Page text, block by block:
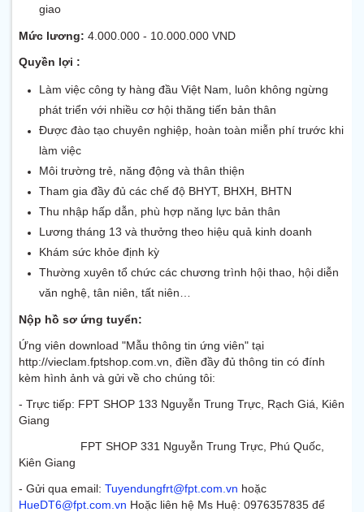
giao
Mức lương: 4.000.000 - 10.000.000 VND
Quyền lợi :
Làm việc công ty hàng đầu Việt Nam, luôn không ngừng
phát triển với nhiều cơ hội thăng tiến bản thân
Được đào tạo chuyên nghiệp, hoàn toàn miễn phí trước khi
làm việc
Môi trường trẻ, năng động và thân thiện
Tham gia đầy đủ các chế độ BHYT, BHXH, BHTN
Thu nhập hấp dẫn, phù hợp năng lực bản thân
Lương tháng 13 và thưởng theo hiệu quả kinh doanh
Khám sức khỏe định kỳ
Thường xuyên tổ chức các chương trình hội thao, hội diễn
văn nghệ, tân niên, tất niên…
Nộp hồ sơ ứng tuyển:
Ứng viên download "Mẫu thông tin ứng viên" tại
http://vieclam.fptshop.com.vn, điền đầy đủ thông tin có đính
kèm hình ảnh và gửi về cho chúng tôi:
- Trực tiếp: FPT SHOP 133 Nguyễn Trung Trực, Rạch Giá, Kiên
Giang
FPT SHOP 331 Nguyễn Trung Trực, Phú Quốc,
Kiên Giang
- Gửi qua email: Tuyendungfrt@fpt.com.vn hoặc
HueDT6@fpt.com.vn Hoặc liên hệ Ms Huệ: 0976357835 để